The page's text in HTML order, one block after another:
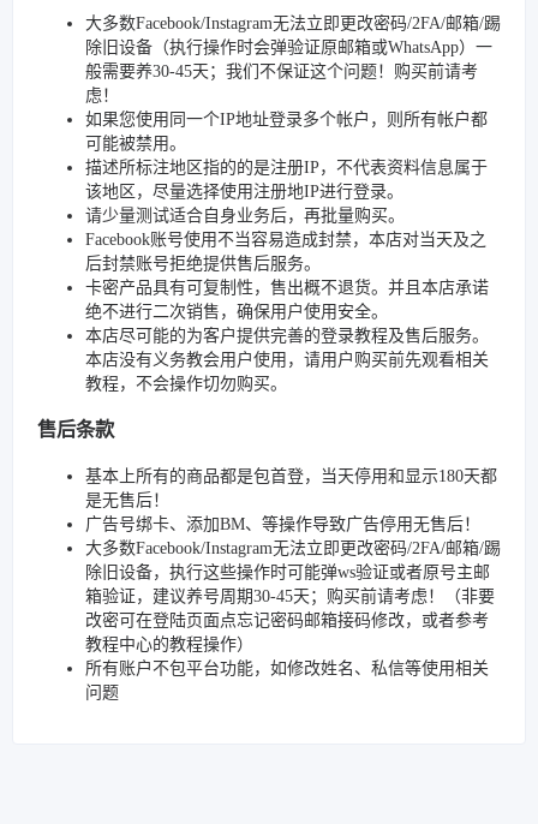
大多数Facebook/Instagram无法立即更改密码/2FA/邮箱/踢
除旧设备（执行操作时会弹验证原邮箱或WhatsApp）一
般需要养30-45天；我们不保证这个问题！购买前请考
虑！
如果您使用同一个IP地址登录多个帐户，则所有帐户都
可能被禁用。
描述所标注地区指的的是注册IP，不代表资料信息属于
该地区，尽量选择使用注册地IP进行登录。
请少量测试适合自身业务后，再批量购买。
Facebook账号使用不当容易造成封禁，本店对当天及之
后封禁账号拒绝提供售后服务。
卡密产品具有可复制性，售出概不退货。并且本店承诺
绝不进行二次销售，确保用户使用安全。
本店尽可能的为客户提供完善的登录教程及售后服务。
本店没有义务教会用户使用，请用户购买前先观看相关
教程，不会操作切勿购买。
售后条款
基本上所有的商品都是包首登，当天停用和显示180天都
是无售后！
广告号绑卡、添加BM、等操作导致广告停用无售后！
大多数Facebook/Instagram无法立即更改密码/2FA/邮箱/踢
除旧设备，执行这些操作时可能弹ws验证或者原号主邮
箱验证，建议养号周期30-45天；购买前请考虑！（非要
改密可在登陆页面点忘记密码邮箱接码修改，或者参考
教程中心的教程操作）
所有账户不包平台功能，如修改姓名、私信等使用相关
问题